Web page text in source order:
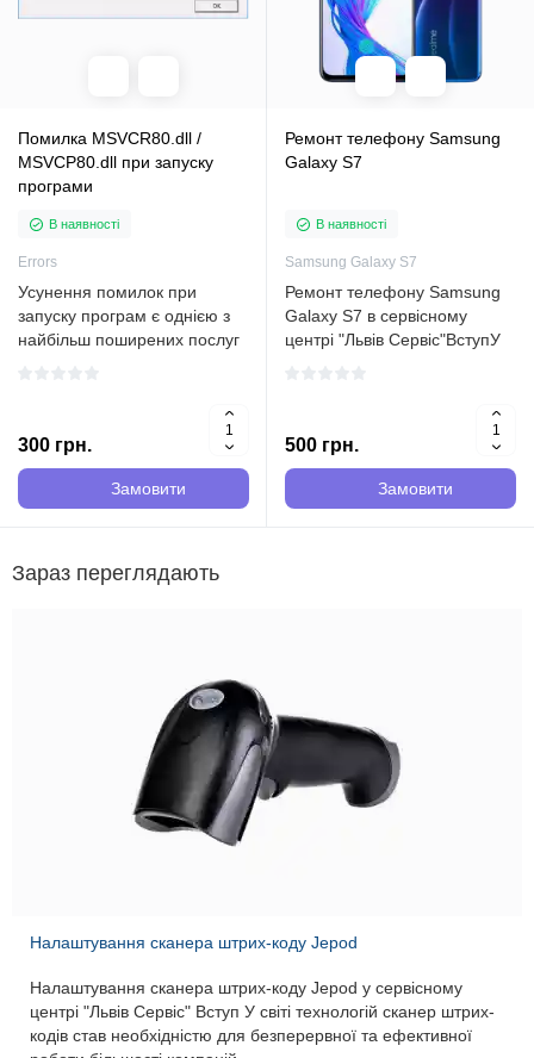
Помилка MSVCR80.dll /
MSVCP80.dll при запуску
програми
В наявності
Errors
Усунення помилок при
запуску програм є однією з
найбільш поширених послуг
виникнення помилки при
запуску програм - це
відсутність файл..
300 грн.
Замовити
Ремонт телефону Samsung
Galaxy S7
В наявності
Samsung Galaxy S7
Ремонт телефону Samsung
Galaxy S7 в сервісному
центрі "Львів Сервіс"ВступУ
спеціалізуємося на ремонті
телефонів різних виробників,
зокрема ми маємо великий
д..
500 грн.
Замовити
Зараз переглядають
Налаштування сканера штрих-коду Jepod
Налаштування сканера штрих-коду Jepod у сервісному
центрі "Львів Сервіс" Вступ У світі технологій сканер штрих-
кодів став необхідністю для безперервної та ефективної